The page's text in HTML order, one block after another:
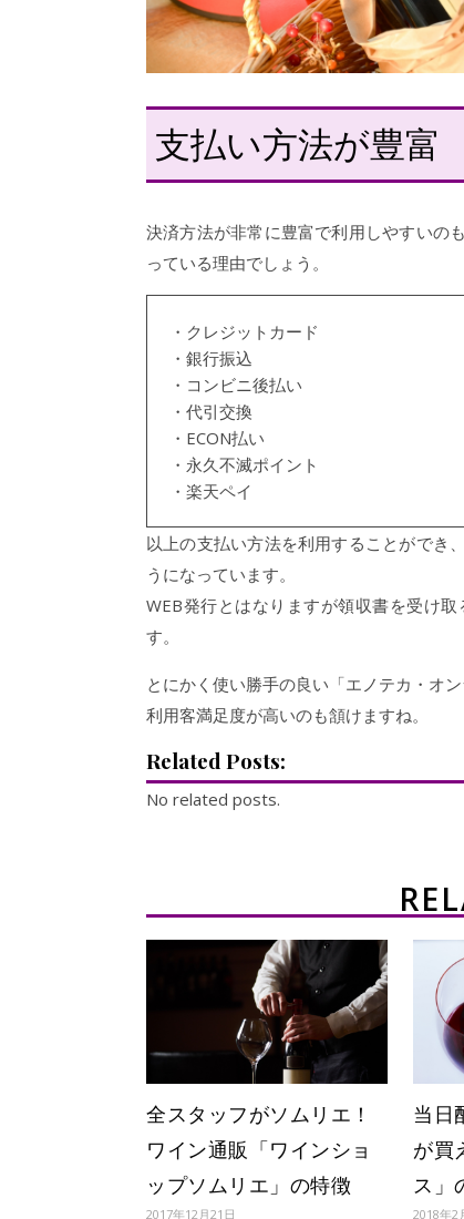
支払い方法が豊富
決済方法が非常に豊富で利用しやすいの
っている理由でしょう。
・クレジットカード
・銀行振込
・コンビニ後払い
・代引交換
・ECON払い
・永久不滅ポイント
・楽天ペイ
以上の支払い方法を利用することができ
うになっています。
WEB発行とはなりますが領収書を受け
す。
とにかく使い勝手の良い「エノテカ・オン
利用客満足度が高いのも頷けますね。
Related Posts:
No related posts.
全スタッフがソムリエ！
ワイン通販「ワインショ
ップソムリエ」の特徴
2017年12月21日
当日
が買
ス」
2018年2